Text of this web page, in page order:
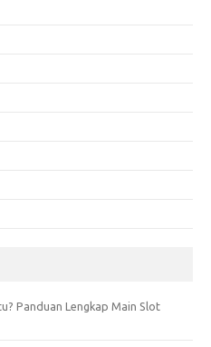
Panduan Lengkap Main Slot